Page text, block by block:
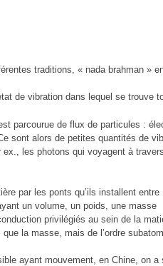
traditions, « nada brahman »
de vibration dans lequel se trouve
parcourue de flux de particules :
sont alors de petites quantités de
les photons qui voyagent à
par les ponts qu’ils installent
un volume, un poids, une masse
privilégiés au sein de la
la masse, mais de l’ordre
ayant mouvement, en Chine, on